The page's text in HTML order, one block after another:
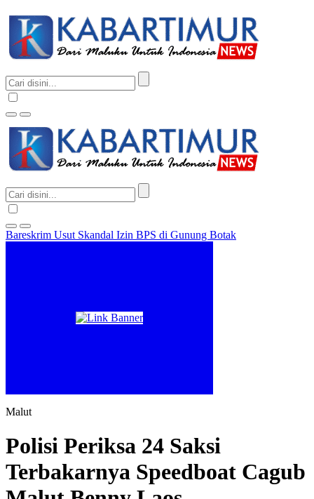
Bareskrim Usut Skandal Izin BPS di Gunung Botak
Malut
Polisi Periksa 24 Saksi
Terbakarnya Speedboat Cagub